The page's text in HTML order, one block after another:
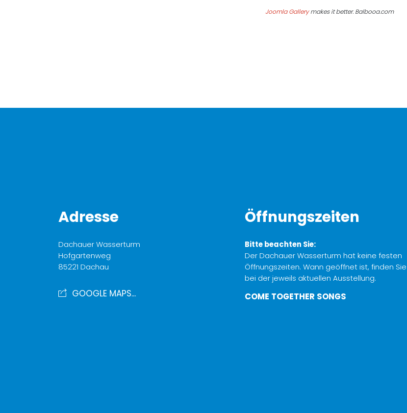
Joomla Gallerymakes it better. Balbooa.com
Adresse
Dachauer Wasserturm
Hofgartenweg
85221 Dachau
GOOGLE MAPS...
Öffnungszeiten
Bitte beachten Sie:
Der Dachauer Wasserturm hat keine festen
Öffnungszeiten. Wann geöffnet ist, finden Sie
bei der jeweils aktuellen Ausstellung.
COME TOGETHER SONGS